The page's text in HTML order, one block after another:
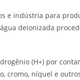
e indústria para
deionizada
(H+) por
cromo, níquel e